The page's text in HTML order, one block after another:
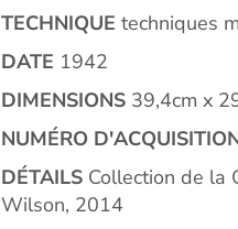
TECHNIQUE techniques
DATE 1942
DIMENSIONS 39,4cm x
NUMÉRO
DÉTAILS Collection de la
Wilson, 2014